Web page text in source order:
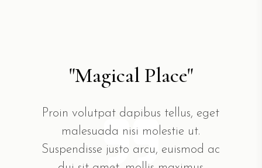
"Magical Place"
Proin volutpat dapibus tellus, eget
malesuada nisi molestie ut.
Suspendisse justo arcu, euismod ac